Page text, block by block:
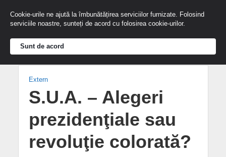
Extern
S.U.A. – Alegeri
prezidenţiale sau
revoluţie colorată?
Cookie-urile ne ajută la îmbunătățirea serviciilor furnizate. Folosind
serviciile noastre, sunteți de acord cu folosirea cookie-urilor.
Sunt de acord